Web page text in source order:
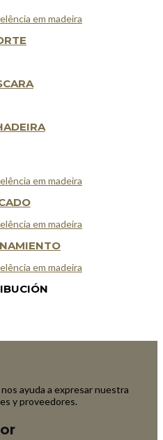
ayuda a expresar nuestra
y proveedores.